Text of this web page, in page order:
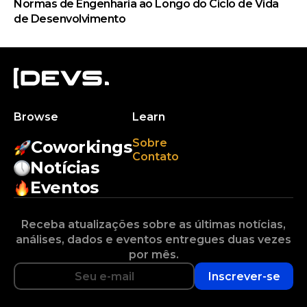
Normas de Engenharia ao Longo do Ciclo de Vida
de Desenvolvimento
Browse
Coworkings
Notícias
Eventos
Learn
Sobre
Contato
Receba atualizações sobre as últimas notícias,
análises, dados e eventos entregues duas vezes
por mês.
Inscrever-se